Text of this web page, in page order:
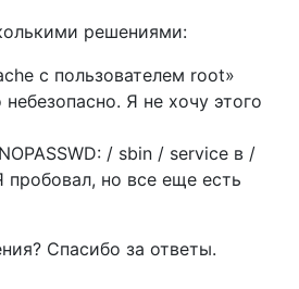
решениями:
с пользователем root»
Я не хочу этого
/ sbin / service в /
но все еще есть
Спасибо за ответы.